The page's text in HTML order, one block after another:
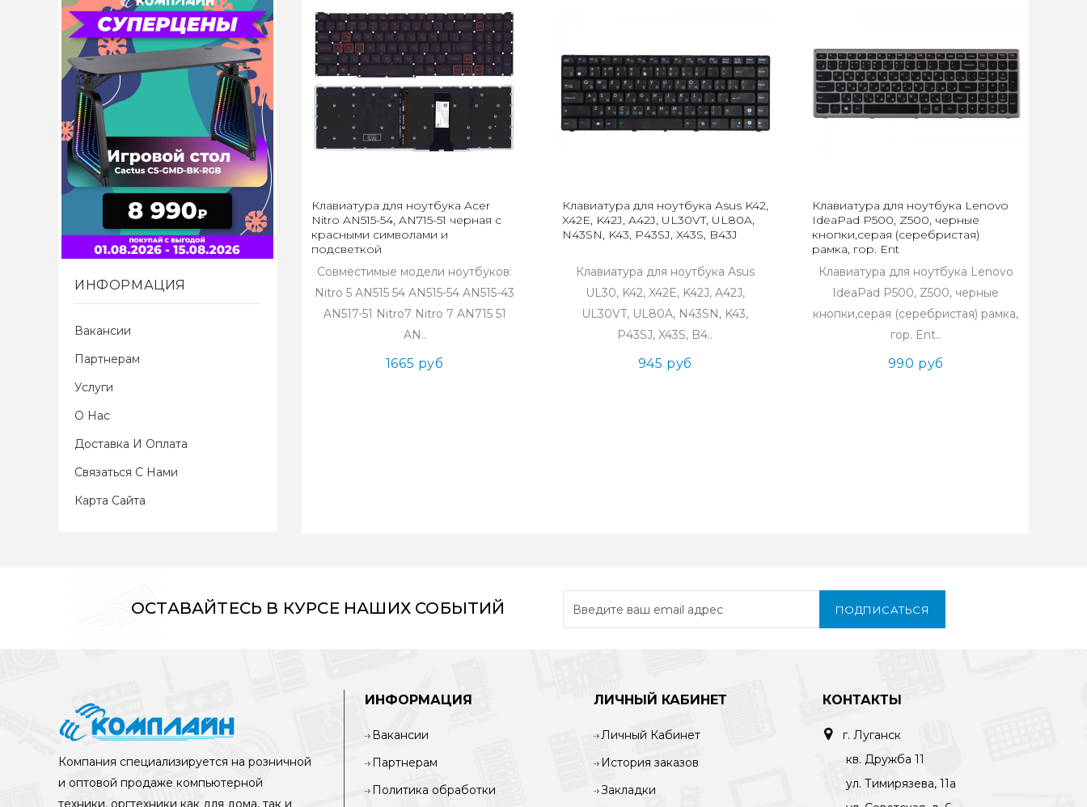
ИНФОРМАЦИЯ
Вакансии
Партнерам
Услуги
О Нас
Доставка И Оплата
Связаться С Нами
Карта Сайта
Клавиатура для ноутбука Acer
Nitro AN515-54, AN715-51 черная с
красными символами и
подсветкой
Совместимые модели ноутбуков:
Nitro 5 AN515 54 AN515-54 AN515-43
AN517-51 Nitro7 Nitro 7 AN715 51
AN..
1665 руб
Клавиатура для ноутбука Asus K42,
X42E, K42J, A42J, UL30VT, UL80A,
N43SN, K43, P43SJ, X43S, B43J
Клавиатура для ноутбука Asus
UL30, K42, X42E, K42J, A42J,
UL30VT, UL80A, N43SN, K43,
P43SJ, X43S, B4..
945 руб
Клавиатура для ноутбука Lenovo
IdeaPad P500, Z500, черные
кнопки,серая (серебристая)
рамка, гор. Ent
Клавиатура для ноутбука Lenovo
IdeaPad P500, Z500, черные
кнопки,серая (серебристая) рамка,
гор. Ent..
990 руб
ОСТАВАЙТЕСЬ В КУРСЕ НАШИХ СОБЫТИЙ ПОДПИСАТЬСЯ
Компания специализируется на розничной
и оптовой продаже компьютерной
техники, оргтехники как для дома, так и
ИНФОРМАЦИЯ
Вакансии
Партнерам
Политика обработки
ЛИЧНЫЙ КАБИНЕТ
Личный Кабинет
История заказов
Закладки
КОНТАКТЫ
г. Луганск
кв. Дружба 11
ул. Тимирязева, 11а